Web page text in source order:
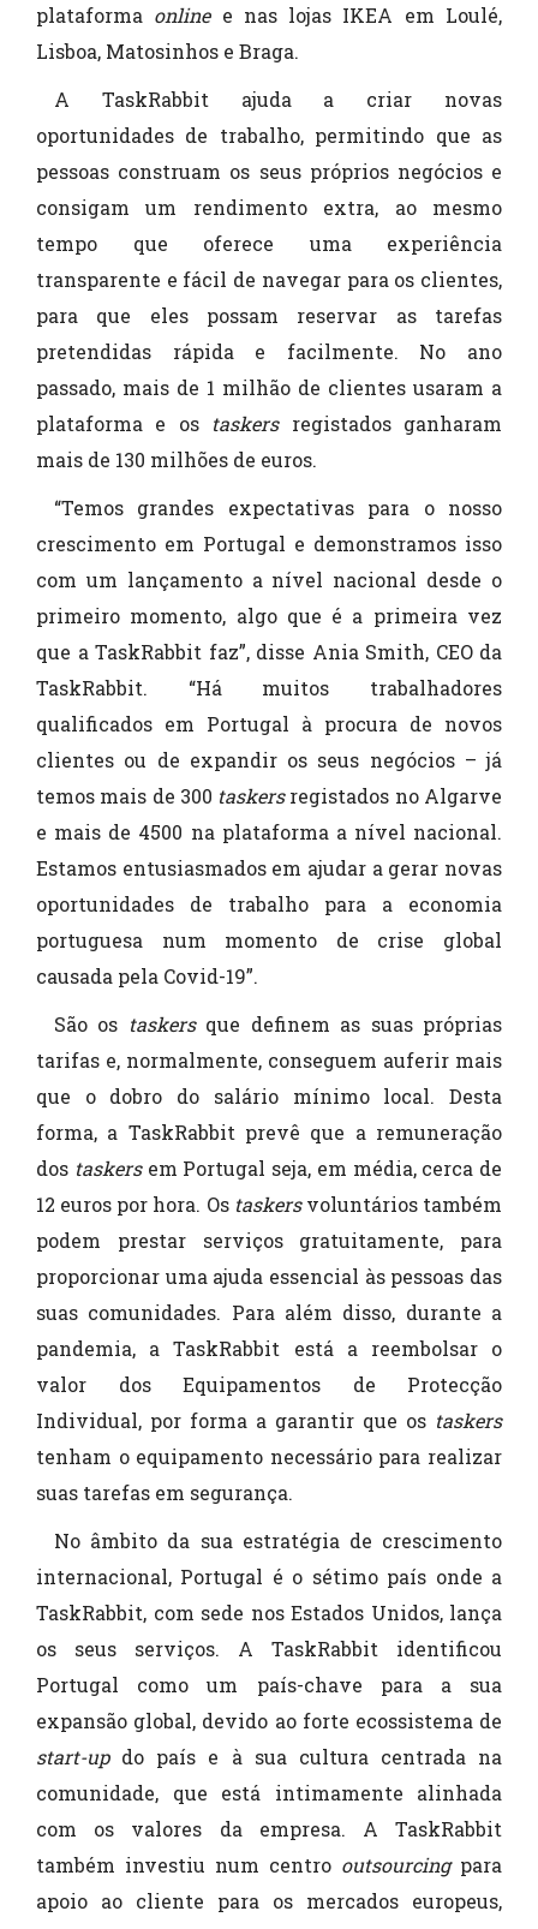
plataforma online e nas lojas IKEA em Loulé,
Lisboa, Matosinhos e Braga.
A TaskRabbit ajuda a criar novas
oportunidades de trabalho, permitindo que as
pessoas construam os seus próprios negócios e
consigam um rendimento extra, ao mesmo
tempo que oferece uma experiência
transparente e fácil de navegar para os clientes,
para que eles possam reservar as tarefas
pretendidas rápida e facilmente. No ano
passado, mais de 1 milhão de clientes usaram a
plataforma e os taskers registados ganharam
mais de 130 milhões de euros.
“Temos grandes expectativas para o nosso
crescimento em Portugal e demonstramos isso
com um lançamento a nível nacional desde o
primeiro momento, algo que é a primeira vez
que a TaskRabbit faz”, disse Ania Smith, CEO da
TaskRabbit. “Há muitos trabalhadores
qualificados em Portugal à procura de novos
clientes ou de expandir os seus negócios – já
temos mais de 300 taskersregistados no Algarve
e mais de 4500 na plataforma a nível nacional.
Estamos entusiasmados em ajudar a gerar novas
oportunidades de trabalho para a economia
portuguesa num momento de crise global
causada pela Covid-19”.
São os taskers que definem as suas próprias
tarifas e, normalmente, conseguem auferir mais
que o dobro do salário mínimo local. Desta
forma, a TaskRabbit prevê que a remuneração
dos taskers em Portugal seja, em média, cerca de
12 euros por hora. Os taskersvoluntários também
podem prestar serviços gratuitamente, para
proporcionar uma ajuda essencial às pessoas das
suas comunidades. Para além disso, durante a
pandemia, a TaskRabbit está a reembolsar o
valor dos Equipamentos de Protecção
Individual, por forma a garantir que os taskers
tenham o equipamento necessário para realizar
suas tarefas em segurança.
No âmbito da sua estratégia de crescimento
internacional, Portugal é o sétimo país onde a
TaskRabbit, com sede nos Estados Unidos, lança
os seus serviços. A TaskRabbit identificou
Portugal como um país-chave para a sua
expansão global, devido ao forte ecossistema de
start-updo país e à sua cultura centrada na
comunidade, que está intimamente alinhada
com os valores da empresa. A TaskRabbit
também investiu num centro outsourcing para
apoio ao cliente para os mercados europeus,